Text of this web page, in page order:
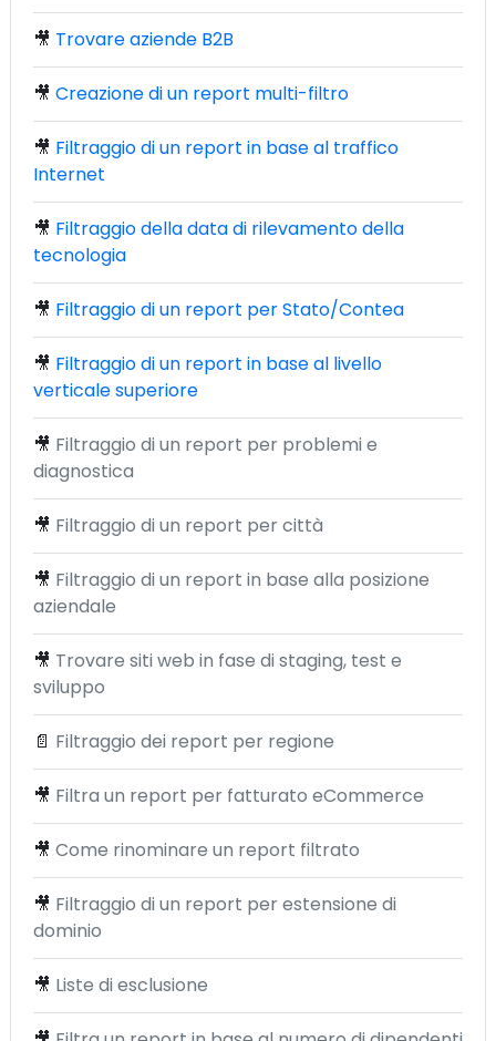
🎥 Trovare aziende B2B
🎥 Creazione di un report multi-filtro
🎥 Filtraggio di un report in base al traffico
Internet
🎥 Filtraggio della data di rilevamento della
tecnologia
🎥 Filtraggio di un report per Stato/Contea
🎥 Filtraggio di un report in base al livello
verticale superiore
🎥 Filtraggio di un report per problemi e
diagnostica
🎥 Filtraggio di un report per città
🎥 Filtraggio di un report in base alla posizione
aziendale
🎥 Trovare siti web in fase di staging, test e
sviluppo
📄 Filtraggio dei report per regione
🎥 Filtra un report per fatturato eCommerce
🎥 Come rinominare un report filtrato
🎥 Filtraggio di un report per estensione di
dominio
🎥 Liste di esclusione